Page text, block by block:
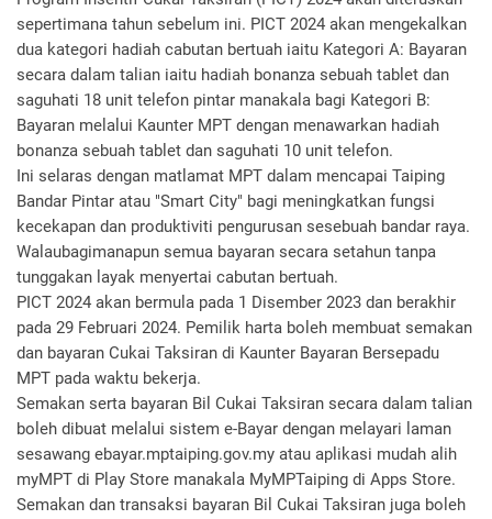
sepertimana tahun sebelum ini. PICT 2024 akan mengekalkan
dua kategori hadiah cabutan bertuah iaitu Kategori A: Bayaran
secara dalam talian iaitu hadiah bonanza sebuah tablet dan
saguhati 18 unit telefon pintar manakala bagi Kategori B:
Bayaran melalui Kaunter MPT dengan menawarkan hadiah
bonanza sebuah tablet dan saguhati 10 unit telefon.
Ini selaras dengan matlamat MPT dalam mencapai Taiping
Bandar Pintar atau "Smart City" bagi meningkatkan fungsi
kecekapan dan produktiviti pengurusan sesebuah bandar raya.
Walaubagimanapun semua bayaran secara setahun tanpa
tunggakan layak menyertai cabutan bertuah.
PICT 2024 akan bermula pada 1 Disember 2023 dan berakhir
pada 29 Februari 2024. Pemilik harta boleh membuat semakan
dan bayaran Cukai Taksiran di Kaunter Bayaran Bersepadu
MPT pada waktu bekerja.
Semakan serta bayaran Bil Cukai Taksiran secara dalam talian
boleh dibuat melalui sistem e-Bayar dengan melayari laman
sesawang ebayar.mptaiping.gov.my atau aplikasi mudah alih
myMPT di Play Store manakala MyMPTaiping di Apps Store.
Semakan dan transaksi bayaran Bil Cukai Taksiran juga boleh